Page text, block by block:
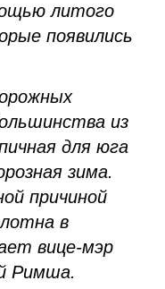
литого
появились
из
для юга
зима.
причиной
в
вице-мэр
Римша.